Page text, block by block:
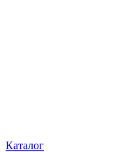
Каталог